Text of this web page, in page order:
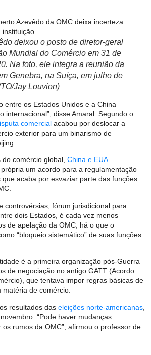
deixou o posto de diretor-geral
Mundial do Comércio em 31 de
Na foto, ele integra a reunião da
Genebra, na Suíça, em julho de
Jay Louvion)
entre os Estados Unidos e a China
internacional”, disse Amaral. Segundo o
comercial acabou por deslocar a
exterior para um binarismo de
comércio global, China e EUA
um acordo para a regulamentação
acaba por esvaziar parte das funções
controvérsias, fórum jurisdicional para
dois Estados, é cada vez menos
de apelação da OMC, há o que o
“bloqueio sistemático” de suas funções
é a primeira organização pós-Guerra
de negociação no antigo GATT (Acordo
que tentava impor regras básicas de
matéria de comércio.
resultados das eleições norte-americanas
“Pode haver mudanças
rumos da OMC”, afirmou o professor de